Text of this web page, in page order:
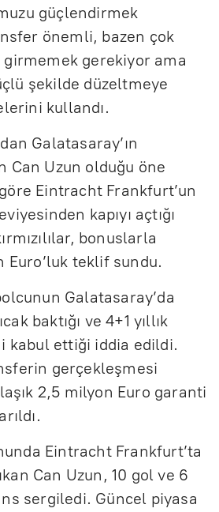
güçlendirmek
önemli, bazen çok
gerekiyor ama
şekilde düzeltmeye
kullandı.
Galatasaray’ın
Can Uzun olduğu öne
Eintracht Frankfurt’un
kapıyı açtığı
bonuslarla
teklif sundu.
Galatasaray’da
baktığı ve 4+1 yıllık
kabul ettiği iddia edildi.
gerçekleşmesi
2,5 milyon Euro garanti
Eintracht Frankfurt’ta
Can Uzun, 10 gol ve 6
sergiledi. Güncel piyasa